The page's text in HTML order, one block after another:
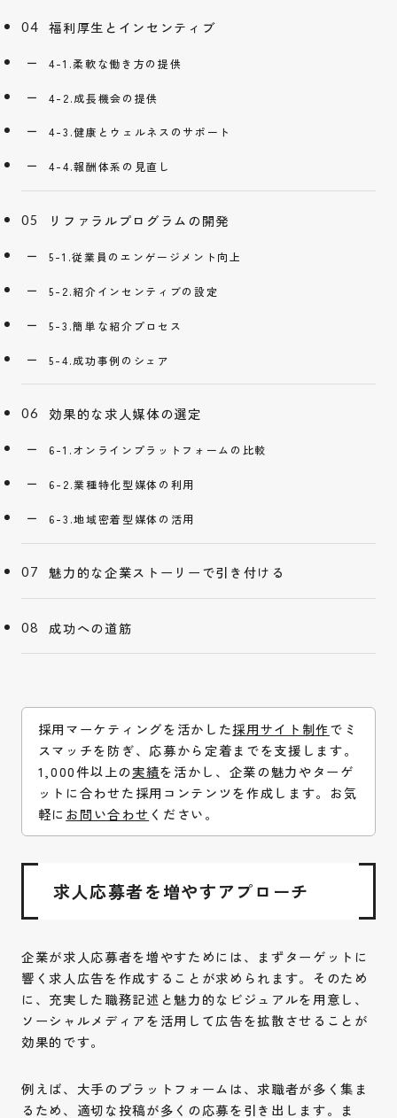
福利厚生とインセンティブ
4-1.柔軟な働き方の提供
4-2.成長機会の提供
4-3.健康とウェルネスのサポート
4-4.報酬体系の見直し
リファラルプログラムの開発
5-1.従業員のエンゲージメント向上
5-2.紹介インセンティブの設定
5-3.簡単な紹介プロセス
5-4.成功事例のシェア
効果的な求人媒体の選定
6-1.オンラインプラットフォームの比較
6-2.業種特化型媒体の利用
6-3.地域密着型媒体の活用
魅力的な企業ストーリーで引き付ける
成功への道筋
採用マーケティングを活かした採用サイト制作でミ
スマッチを防ぎ、応募から定着までを支援します。
1,000件以上の実績を活かし、企業の魅力やターゲ
ットに合わせた採用コンテンツを作成します。お気
軽に お問い合わせください。
求人応募者を増やすアプローチ
企業が求人応募者を増やすためには、まずターゲットに
響く求人広告を作成することが求められます。そのため
に、充実した職務記述と魅力的なビジュアルを用意し、
ソーシャルメディアを活用して広告を拡散させることが
効果的です。
例えば、大手のプラットフォームは、求職者が多く集ま
るため、適切な投稿が多くの応募を引き出します。ま